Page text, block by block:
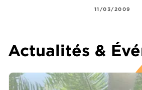
11/03/2009
Actualités &